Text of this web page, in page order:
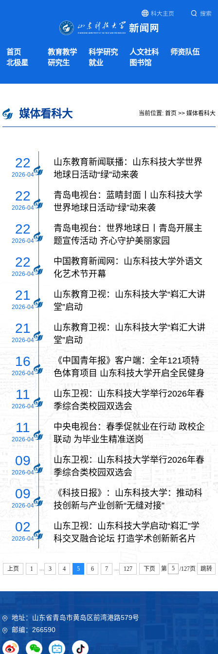
科大主页 搜索
首页 教育教学 科学研究 人文社科
师资队伍
北极星
研究生 就业 图书馆
媒体看科大 当前位置: 首页 >> 媒体看科大
22
2026-04
山东教育新闻联播：山东科技大学世界
地球日活动“绿”动来袭
22
2026-04
青岛电视台：蓝睛封面丨山东科技大学
世界地球日活动“绿”动来袭
22
2026-04
青岛电视台：世界地球日丨青岛开展主
题宣传活动 齐心守护美丽家园
22
2026-04
中国教育新闻网：山东科技大学外语文
化艺术节开幕
21
2026-04
山东教育卫视：山东科技大学“嵙汇大讲
堂”启动
21
2026-04
山东教育卫视：山东科技大学“嵙汇大讲
堂”启动
16
2026-04
《中国青年报》客户端：全年121项特
色体育项目 山东科技大学开启全民健身
11
2026-04
山东卫视：山东科技大学举行2026年春
季综合类校园双选会
11
2026-04
中央电视台：春季促就业在行动 政校企
联动 为毕业生精准送岗
09
2026-04
山东卫视：山东科技大学举行2026年春
季综合类校园双选会
09
2026-04
《科技日报》：山东科技大学：推动科
技创新与产业创新“无缝对接”
02
2026-04
山东卫视：山东科技大学启动“嵙汇”学
科交叉融合论坛 打造学术创新新名片
上页 1 3 4 5 6 7 127 下页 第 /127页 跳转
地址：山东省青岛市黄岛区前湾港路579号
邮编：266590